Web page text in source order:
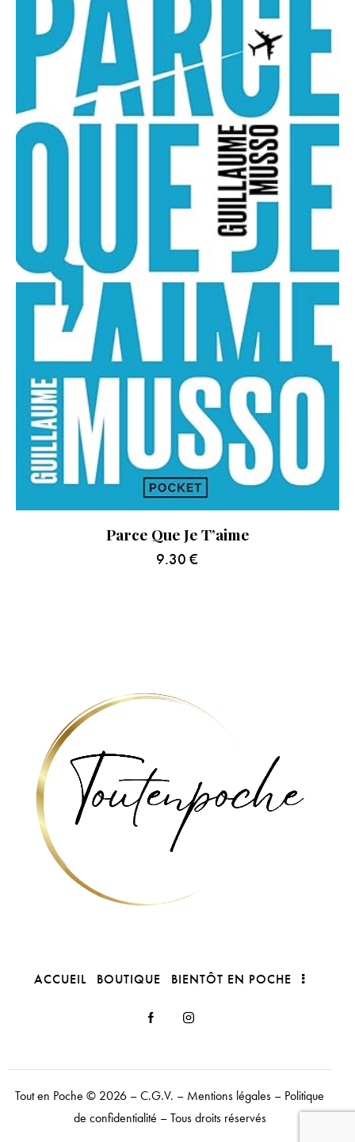
Parce Que Je T’aime
9.30 €
ACCUEIL BOUTIQUE BIENTÔT EN POCHE
Tout en Poche © 2026 –C.G.V. – Mentions légales – Politique
de confidentialité – Tous droits réservés